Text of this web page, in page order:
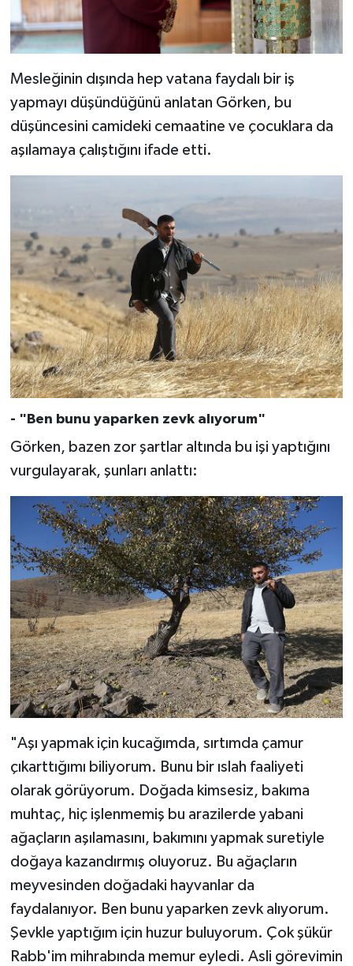
Mesleğinin dışında hep vatana faydalı bir iş
yapmayı düşündüğünü anlatan Görken, bu
düşüncesini camideki cemaatine ve çocuklara da
aşılamaya çalıştığını ifade etti.
- "Ben bunu yaparken zevk alıyorum"
Görken, bazen zor şartlar altında bu işi yaptığını
vurgulayarak, şunları anlattı:
"Aşı yapmak için kucağımda, sırtımda çamur
çıkarttığımı biliyorum. Bunu bir ıslah faaliyeti
olarak görüyorum. Doğada kimsesiz, bakıma
muhtaç, hiç işlenmemiş bu arazilerde yabani
ağaçların aşılamasını, bakımını yapmak suretiyle
doğaya kazandırmış oluyoruz. Bu ağaçların
meyvesinden doğadaki hayvanlar da
faydalanıyor. Ben bunu yaparken zevk alıyorum.
Şevkle yaptığım için huzur buluyorum. Çok şükür
Rabb'im mihrabında memur eyledi. Asli görevimin
Konya Müftülüğü
Kütahya Müftülüğü
Malatya Müftülüğü
Manisa Müftülüğü
Mersin Müftülüğü
Muğla Müftülüğü
Muş Müftülüğü
Nevşehir Müftülüğü
Niğde Müftülüğü
Osmaniye Müftülüğü
Rize Müftülüğü
Sakarya Müftülüğü
Samsun Müftülüğü
Siirt Müftülüğü
Sinop Müftülüğü
Sivas Müftülüğü
Şırnak Müftülüğü
Tekirdağ Müftülüğü
Tokat Müftülüğü
Trabzon Müftülüğü
Tunceli Müftülüğü